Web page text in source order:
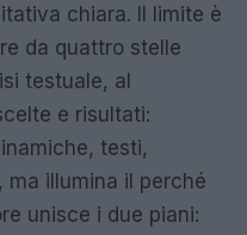
chiara. Il limite è
da quattro stelle
testuale, al
e risultati:
testi,
ma illumina il perché
unisce i due piani: